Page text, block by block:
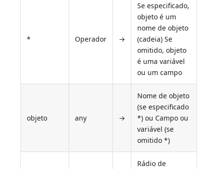
* Operador →
Se especificado,
objeto é um
nome de objeto
(cadeia) Se
omitido, objeto
é uma variável
ou um campo
objeto any →
Nome de objeto
(se especificado
*) ou Campo ou
variável (se
omitido *)
Rádio de